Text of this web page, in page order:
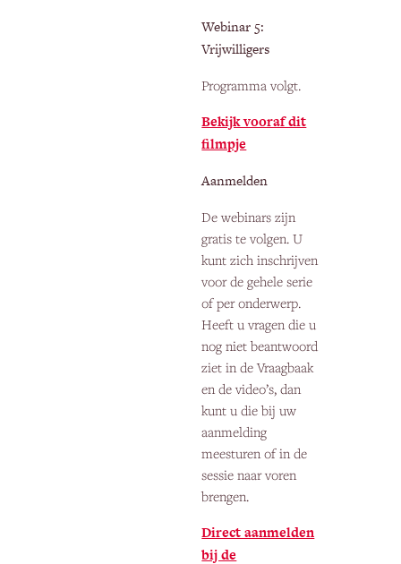
Webinar 5:
Vrijwilligers
Programma volgt.
Bekijk vooraf dit
filmpje
Aanmelden
De webinars zijn
gratis te volgen. U
kunt zich inschrijven
voor de gehele serie
of per onderwerp.
Heeft u vragen die u
nog niet beantwoord
ziet in de Vraagbaak
en de video’s, dan
kunt u die bij uw
aanmelding
meesturen of in de
sessie naar voren
brengen.
Direct aanmelden
bij de